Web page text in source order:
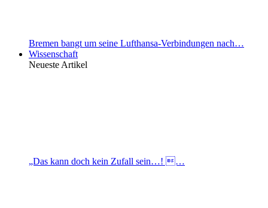
Bremen bangt um seine Lufthansa-Verbindungen nach…
Wissenschaft
Neueste Artikel
„Das kann doch kein Zufall sein…! …